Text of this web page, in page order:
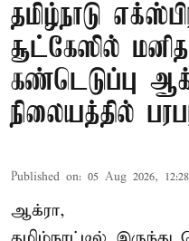
தமிழ்நாடு
சூட்கேஸில்
கண்டெடுப்பு
நிலையத்தில்
Published on: 05 Aug 2026,
ஆக்ரா,